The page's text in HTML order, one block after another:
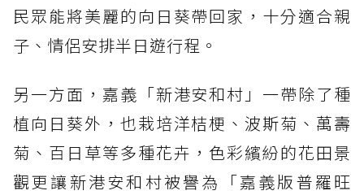
民眾能將美麗的向日葵帶回家，十分適合親
子、情侶安排半日遊行程。
另一方面，嘉義「新港安和村」一帶除了種
植向日葵外，也栽培洋桔梗、波斯菊、萬壽
菊、百日草等多種花卉，色彩繽紛的花田景
觀更讓新港安和村被譽為「嘉義版普羅旺